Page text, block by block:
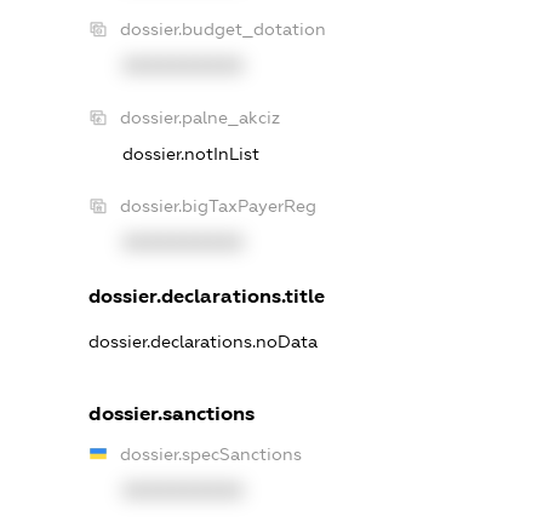
dossier.budget_dotation
dossier.palne_akciz
dossier.notInList
dossier.bigTaxPayerReg
dossier.declarations.title
dossier.declarations.noData
dossier.sanctions
dossier.specSanctions